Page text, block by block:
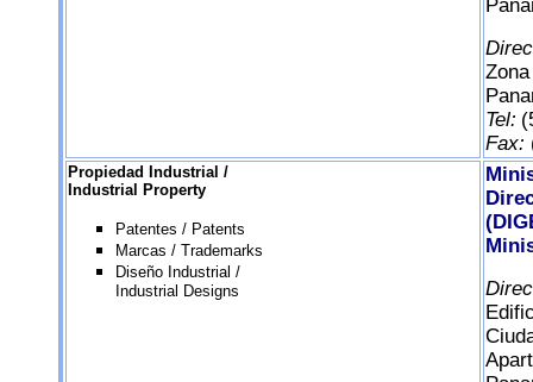
Tel:
Fax:
Propiedad Industrial /
Industrial Property
Patentes / Patents
Marcas / Trademarks
Diseño Industrial /
Industrial Designs